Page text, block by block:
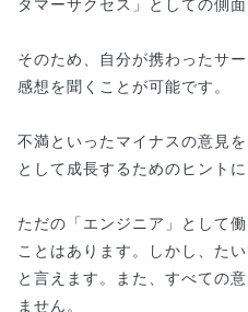
タマーサクセス」としての側面
そのため、自分が携わったサ
感想を聞くことが可能です。
不満といったマイナスの意見
として成長するためのヒント
ただの「エンジニア」として
ことはあります。しかし、た
と言えます。また、すべての
ません。